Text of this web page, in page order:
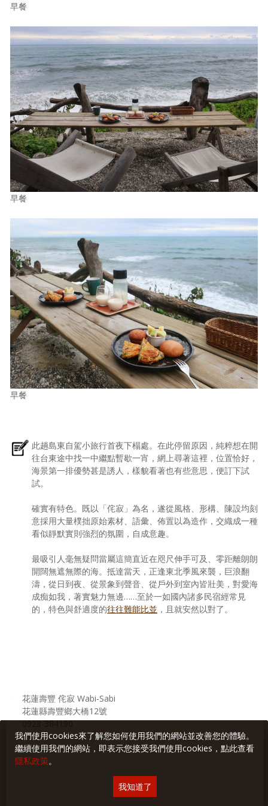
早餐
早餐
早餐
此趟島東自駕小旅行首夜下榻處。在此停留原因，純粹想在開
往台東途中找一中繼點暫歇一宵，網上尋著這裡，位置恰好，
海景第一排優勢甚是誘人，樣貌看著也有些意思，便訂下試
試。
確實有特色。既以「侘寂」為名，遂從風格、形構、陳設均刻
意採用大量樸拙原始素材、語彙、佈置以為造作，交織成一種
看似靜默實則強烈的氛圍，自成意趣。
最吸引人毫無疑問當屬這簡直近在咫尺伸手可及、零距離朗朗
開闊無遮無際的海。抵達當天，正逢東北季風來襲，巨浪翻
濤，從日到夜、從景象到聲音、從戶外到室內皆壯美，對愛海
成痴如我，著實魅力無邊……至於一如國內諸多民宿經常見
的，特色與舒適度的往往難能比並 ，且就安然以對了。
花蓮壽豐 侘寂 Wabi-Sabi
花蓮縣壽豐鄉大橋12號
0928-384190
我們使用cookies來了解您如何使用我們的網站並改善您的體驗。
繼續使用我們的網站，即表示您接受我們使用cookies，點此查看
隱私政策。
我知道了